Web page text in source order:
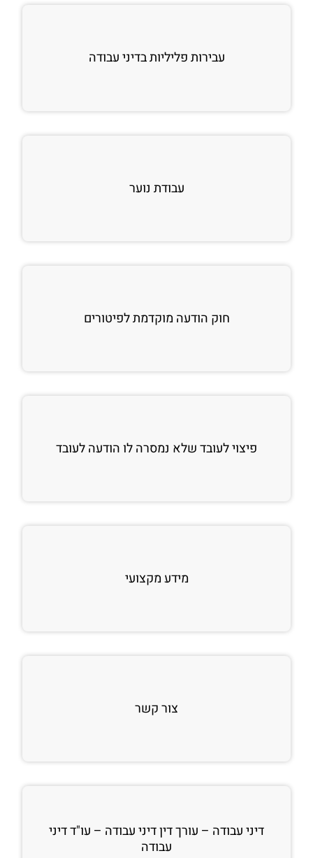
עבירות פליליות בדיני עבודה
עבודת נוער
חוק הודעה מוקדמת לפיטורים
פיצוי לעובד שלא נמסרה לו הודעה לעובד
מידע מקצועי
צור קשר
דיני עבודה – עורך דין דיני עבודה – עו"ד דיני
עבודה